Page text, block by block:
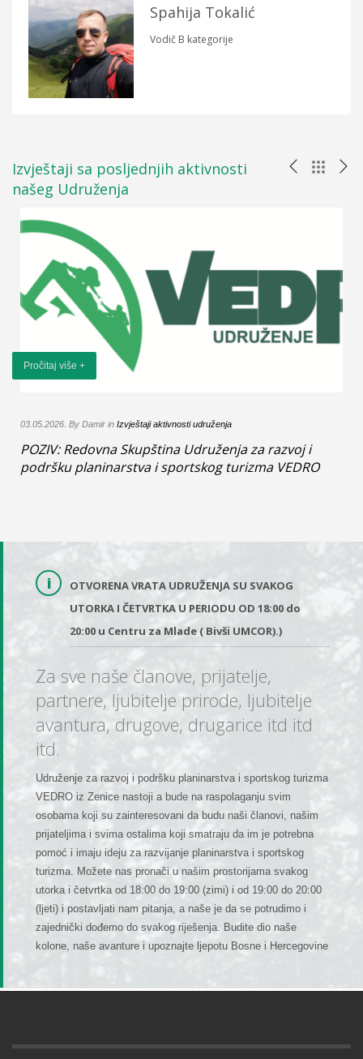
Spahija Tokalić
Vodič B kategorije
Izvještaji sa posljednjih aktivnosti
našeg Udruženja
Pročitaj više +
03.05.2026. By Damir in Izvještaji aktivnosti udruženja
POZIV: Redovna Skupština Udruženja za razvoj i
podršku planinarstva i sportskog turizma VEDRO
OTVORENA VRATA UDRUŽENJA SU SVAKOG
UTORKA I ČETVRTKA U PERIODU OD 18:00 do
20:00 u Centru za Mlade ( Bivši UMCOR).)
Za sve naše članove, prijatelje,
partnere, ljubitelje prirode, ljubitelje
avantura, drugove, drugarice itd itd
itd.
Udruženje za razvoj i podršku planinarstva i sportskog turizma
VEDRO iz Zenice nastoji a bude na raspolaganju svim
osobama koji su zainteresovani da budu naši članovi, našim
prijateljima i svima ostalima koji smatraju da im je potrebna
pomoć i imaju ideju za razvijanje planinarstva i sportskog
turizma. Možete nas pronači u našim prostorijama svakog
utorka i četvrtka od 18:00 do 19:00 (zimi) i od 19:00 do 20:00
(ljeti) i postavljati nam pitanja, a naše je da se potrudimo i
zajednički dođemo do svakog riješenja. Budite dio naše
kolone, naše avanture i upoznajte ljepotu Bosne i Hercegovine